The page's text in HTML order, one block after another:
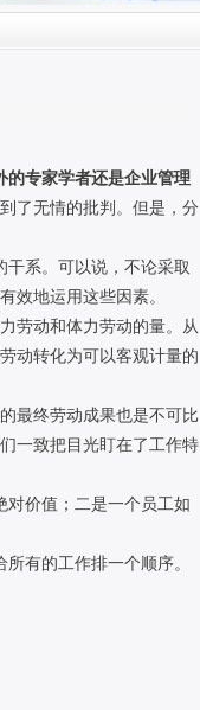
的专家学者还是企业管理
了无情的批判。但是，分
系。可以说，不论采取
效地运用这些因素。
劳动和体力劳动的量。从
动转化为可以客观计量的
最终劳动成果也是不可比
一致把目光盯在了工作特
对价值；二是一个员工如
有的工作排一个顺序。